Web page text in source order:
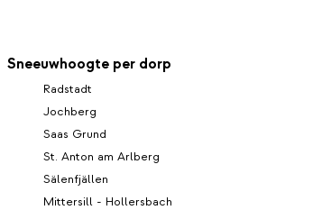
Sneeuwhoogte per dorp
Radstadt
Jochberg
Saas Grund
St. Anton am Arlberg
Sälenfjällen
Mittersill - Hollersbach